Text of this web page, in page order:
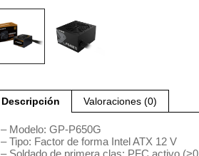
Descripción Valoraciones (0)
– Modelo: GP-P650G
– Tipo: Factor de forma Intel ATX 12 V
– Soldado de primera clas: PFC activo